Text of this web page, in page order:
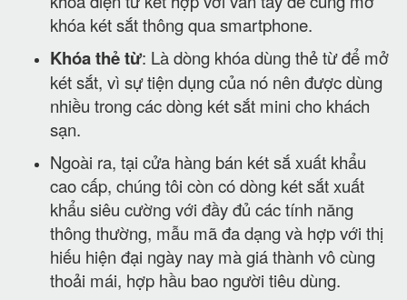
khóa két sắt thông qua smartphone.
Khóa thẻ từ: Là dòng khóa dùng thẻ từ để mở
két sắt, vì sự tiện dụng của nó nên được dùng
nhiều trong các dòng két sắt mini cho khách
sạn.
Ngoài ra, tại cửa hàng bán két sắ xuất khẩu
cao cấp, chúng tôi còn có dòng két sắt xuất
khẩu siêu cường với đầy đủ các tính năng
thông thường, mẫu mã đa dạng và hợp với thị
hiếu hiện đại ngày nay mà giá thành vô cùng
thoải mái, hợp hầu bao người tiêu dùng.